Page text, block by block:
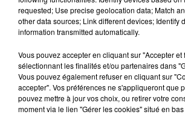
CANICULE : L'ANSM ALERTE SUR
MÉDICAMENTS À RISQUE,
Alors qu'une vague de chaleur
semaine sur la France, avec des pics
40°C localement dimanche, l'Agence
requested; Use precise geolocation data; Match
other data sources; Link different devices; Identify
information transmitted automatically.
Vous pouvez accepter en cliquant sur "Accepter et
sélectionnant les finalités et/ou partenaires dans
Vous pouvez également refuser en cliquant sur
accepter". Vos préférences ne s'appliqueront que
pouvez mettre à jour vos choix, ou retirer votre
moment via le lien "Gérer les cookies" situé en